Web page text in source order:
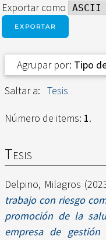
Exportar como
Agrupar por: Tipo
Saltar a: Tesis
Número de items: 1.
Tesis
Delpino, Milagros
trabajo con riesgo
promoción de la
empresa de gestión